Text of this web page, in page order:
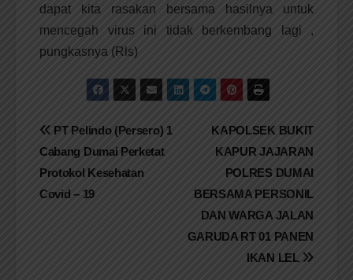
dapat kita rasakan bersama hasilnya untuk
mencegah virus ini tidak berkembang lagi ,
pungkasnya (Rls)
Navigasi
pos
KAPOLSEK BUKIT
KAPUR JAJARAN
POLRES DUMAI
BERSAMA PERSONIL
DAN WARGA JALAN
GARUDA RT 01 PANEN
IKAN LEL
PT Pelindo (Persero) 1
Cabang Dumai Perketat
Protokol Kesehatan
Covid – 19